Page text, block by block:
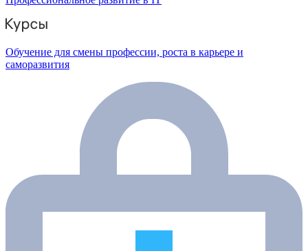
Обучение для смены профессии, роста в карьере и
саморазвития